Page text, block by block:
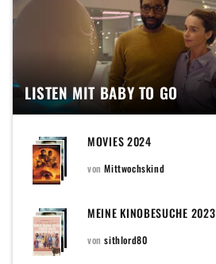
LISTEN MIT BABY TO GO
MOVIES 2024
vonMittwochskind
MEINE KINOBESUCHE 2023
vonsithlord80